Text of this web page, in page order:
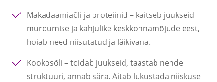
Makadaamiaõli ja proteiinid – kaitseb juukseid
murdumise ja kahjulike keskkonnamõjude eest,
hoiab need niisutatud ja läikivana.
Kookosõli – toidab juukseid, taastab nende
struktuuri, annab sära. Aitab lukustada niiskuse